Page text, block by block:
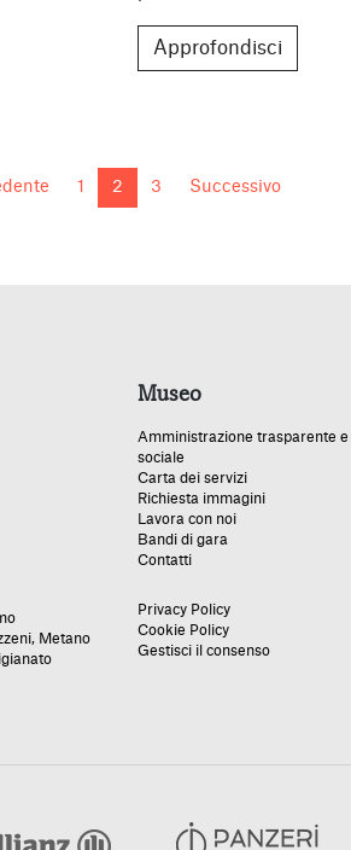
Approfondisci
1 2 3 Successivo
, Metano
Museo
Amministrazione trasparente e
sociale
Carta dei servizi
Richiesta immagini
Lavora con noi
Bandi di gara
Contatti
Privacy Policy
Cookie Policy
Gestisci il consenso